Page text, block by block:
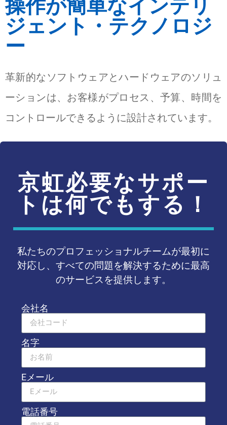
操作が簡単なインテリ
ジェント・テクノロジ
ー
革新的なソフトウェアとハードウェアのソリュ
ーションは、お客様がプロセス、予算、時間を
コントロールできるように設計されています。
京虹必要なサポー
トは何でもする！
私たちのプロフェッショナルチームが最初に
対応し、すべての問題を解決するために最高
のサービスを提供します。
会社名
名字
Eメール
電話番号